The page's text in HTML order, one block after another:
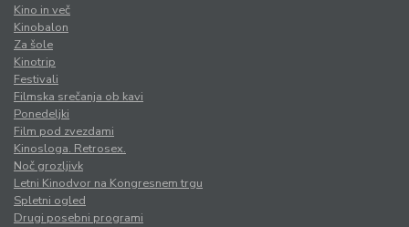
Kino in več
Kinobalon
Za šole
Kinotrip
Festivali
Filmska srečanja ob kavi
Ponedeljki
Film pod zvezdami
Kinosloga. Retrosex.
Noč grozljivk
Letni Kinodvor na Kongresnem trgu
Spletni ogled
Drugi posebni programi